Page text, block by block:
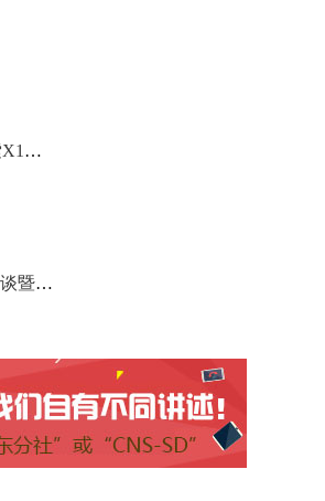
行业首个“放映级”家庭影院设备 海信激光电视探索X1系列正式发布
济南智慧康养学校与韩国大真大学举办国际交流洽谈暨授牌仪式活动